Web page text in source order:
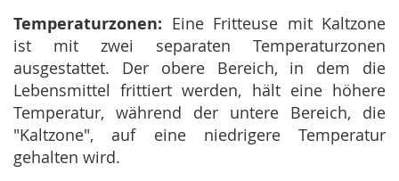
Temperaturzonen: Eine Fritteuse mit Kaltzone
ist mit zwei separaten Temperaturzonen
ausgestattet. Der obere Bereich, in dem die
Lebensmittel frittiert werden, hält eine höhere
Temperatur, während der untere Bereich, die
"Kaltzone", auf eine niedrigere Temperatur
gehalten wird.